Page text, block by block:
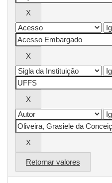
Retornar valores